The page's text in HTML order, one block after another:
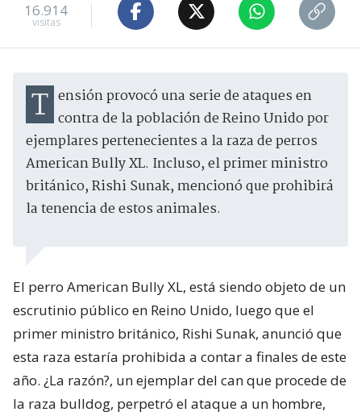
16.914
visitas
Tensión provocó una serie de ataques en contra de la población de Reino Unido por
ejemplares pertenecientes a la raza de perros
American Bully XL. Incluso, el primer ministro
británico, Rishi Sunak, mencionó que prohibirá
la tenencia de estos animales.
El perro American Bully XL, está siendo objeto de un
escrutinio público en Reino Unido, luego que el
primer ministro británico, Rishi Sunak, anunció que
esta raza estaría prohibida a contar a finales de este
año. ¿La razón?, un ejemplar del can que procede de
la raza bulldog, perpetró el ataque a un hombre,